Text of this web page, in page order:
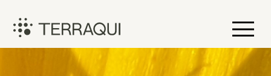
content
Terraqui